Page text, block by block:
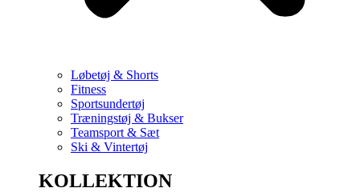
Løbetøj & Shorts
Fitness
Sportsundertøj
Træningstøj & Bukser
Teamsport & Sæt
Ski & Vintertøj
KOLLEKTION